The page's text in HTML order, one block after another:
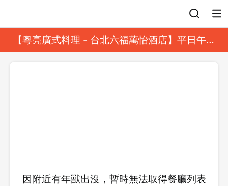
【粵亮廣式料理 - 台北六福萬怡酒店】平日午餐
8 折起｜靓港點套餐
因附近有年獸出沒，暫時無法取得餐廳列表